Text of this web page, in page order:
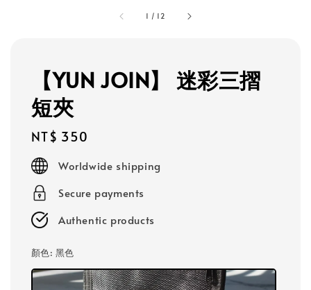
1 / 12
【YUN JOIN】 迷彩三摺
短夾
Regular
price
NT$ 350
Worldwide shipping
Secure payments
Authentic products
顏色: 黑色